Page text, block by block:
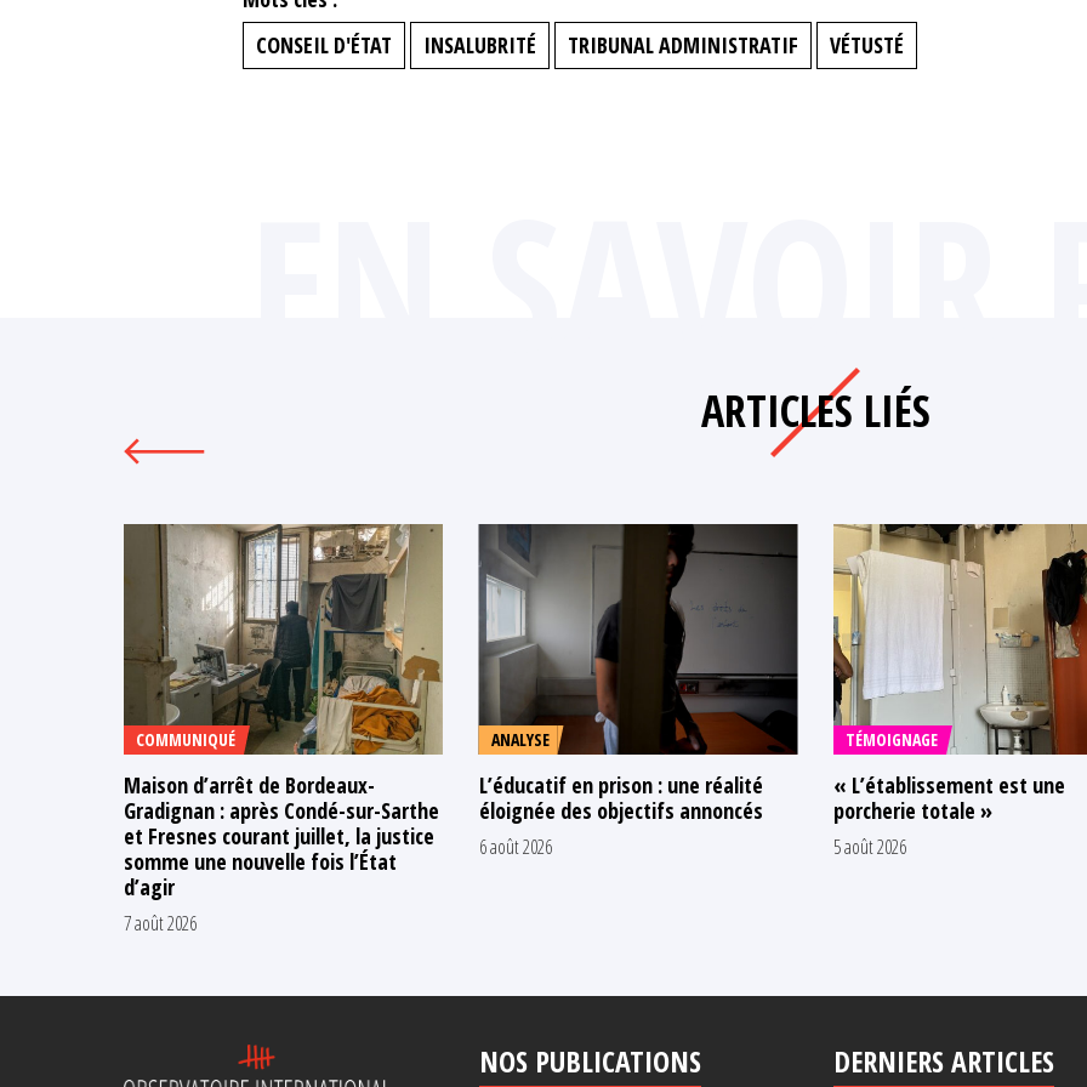
CONSEIL D'ÉTAT
INSALUBRITÉ TRIBUNAL ADMINISTRATIF VÉTUSTÉ
ARTICLES LIÉS
COMMUNIQUÉ
Maison d’arrêt de Bordeaux-
Gradignan : après Condé-sur-Sarthe
et Fresnes courant juillet, la justice
somme une nouvelle fois l’État
d’agir
7 août 2026
ANALYSE
L’éducatif en prison : une réalité
éloignée des objectifs annoncés
6 août 2026
TÉMOIGNAGE
« L’établissement est une
porcherie totale »
5 août 2026
NOS PUBLICATIONS DERNIERS ARTICLES